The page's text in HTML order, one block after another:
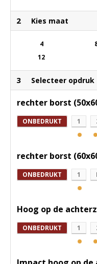
2 Kies maat
4
12
3 Selecteer opdruk
rechter borst
ONBEDRUKT 1
rechter borst
ONBEDRUKT 1
Hoog op de
ONBEDRUKT 1